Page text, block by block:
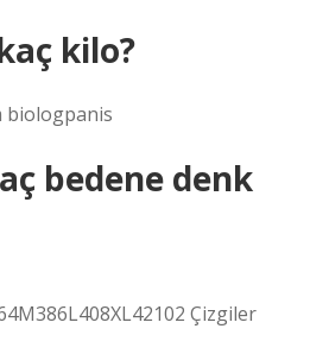
kilo?
biologpanis
bedene denk
Çizgiler